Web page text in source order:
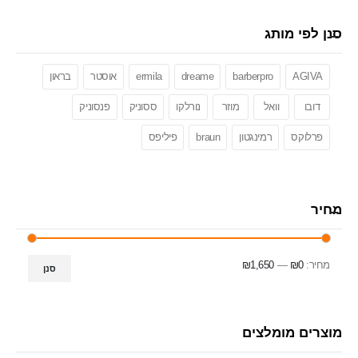
סנן לפי מותג
AGIVA
barberpro
dreame
ermila אוסטר בראון
דובו וואל מוזר נורלקו ססוניק פנסוניק
פרלוקס רמינגטון braun פיליפס
מחיר
סנן מחיר:₪0
—
₪1,650
מוצרים מומלצים